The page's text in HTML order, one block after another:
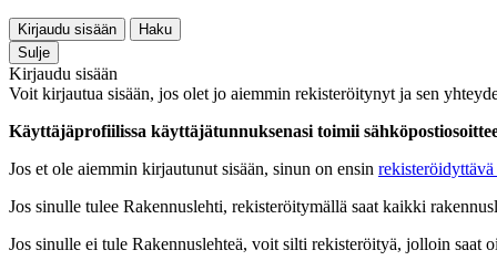
Kirjaudu sisään
Haku
Sulje
Kirjaudu sisään
Voit kirjautua sisään, jos olet jo aiemmin rekisteröitynyt ja sen
Käyttäjäprofiilissa käyttäjätunnuksenasi toimii
Jos et ole aiemmin kirjautunut sisään, sinun on ensin rekisteröidyttävä
Jos sinulle tulee Rakennuslehti, rekisteröitymällä saat kaikki
Jos sinulle ei tule Rakennuslehteä, voit silti rekisteröityä, jolloin saat